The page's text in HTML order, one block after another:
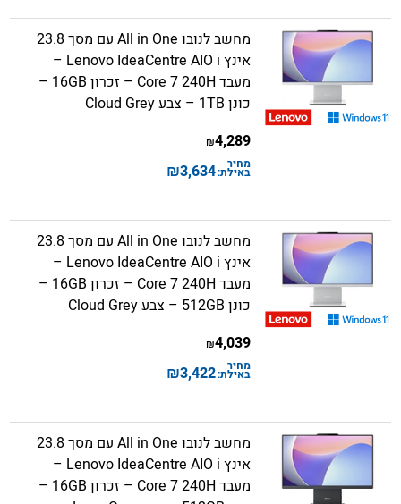
מחשב לנובו All in One עם מסך 23.8
אינץ Lenovo IdeaCentre AIO i –
מעבד Core 7 240H – זכרון 16GB –
כונן 1TB – צבע Cloud Grey
4,289
₪
מחיר
באילת:3,634
₪
מחשב לנובו All in One עם מסך 23.8
אינץ Lenovo IdeaCentre AIO i –
מעבד Core 7 240H – זכרון 16GB –
כונן 512GB – צבע Cloud Grey
4,039
₪
מחיר
באילת:3,422
₪
מחשב לנובו All in One עם מסך 23.8
אינץ Lenovo IdeaCentre AIO i –
מעבד Core 7 240H – זכרון 16GB –